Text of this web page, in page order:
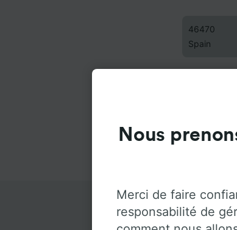
46470
Spain
Nous
Merci de faire
responsabilité de